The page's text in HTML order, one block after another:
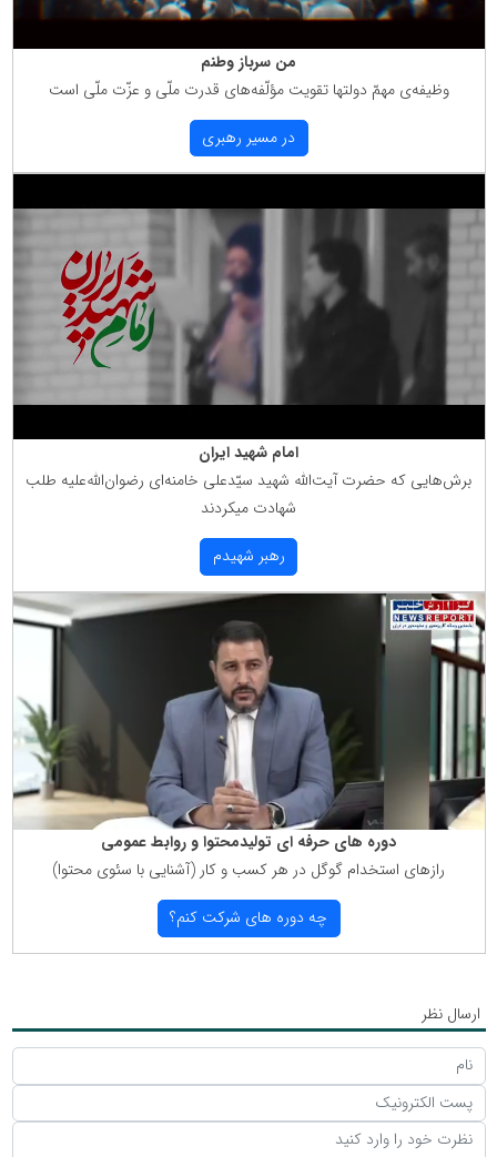
من سرباز وطنم
وظیفه‌ی مهمّ دولتها تقویت مؤلّفه‌های قدرت ملّی و عزّت ملّی است
در مسیر رهبری
امام شهید ایران
برش‌هایی كه حضرت آیت‌الله شهید سیّدعلی خامنه‌ای رضوان‌الله‌علیه طلب
شهادت میكردند
رهبر شهیدم
دوره های حرفه ای تولیدمحتوا و روابط عمومی
رازهای استخدام گوگل در هر كسب و كار (آشنایی با سئوی محتوا)
چه دوره های شركت كنم؟
ارسال نظر